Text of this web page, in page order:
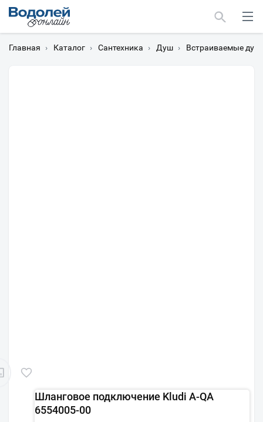
Главная › Каталог › Сантехника › Душ › Встраиваемые
Шланговое подключение Kludi A-QA
6554005-00